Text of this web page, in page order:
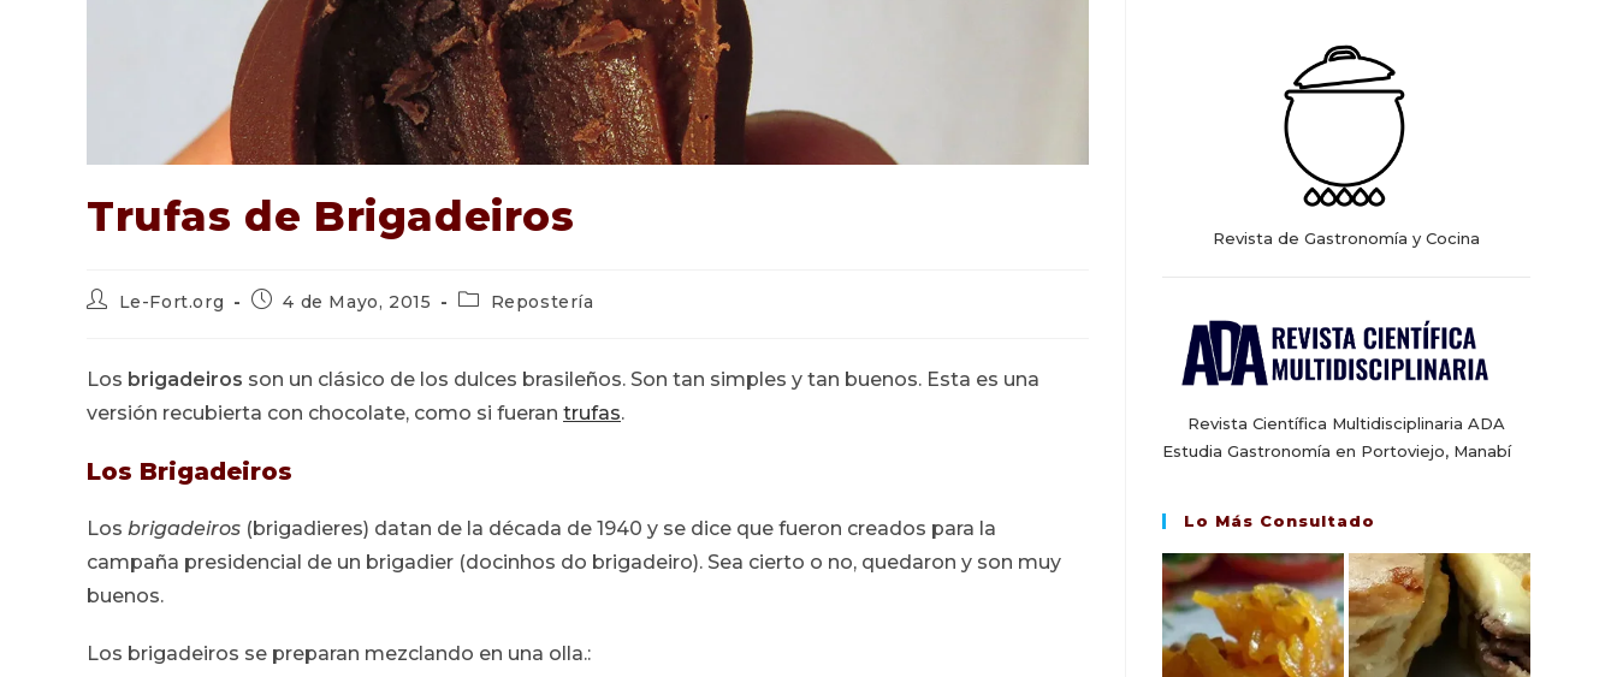
Trufas de Brigadeiros
Autor
entrada:
Le-Fort.org
Publicación
4 de Mayo, 2015
Categoría
entrada:
Repostería
Los brigadeiros son un clásico de los dulces brasileños. Son tan simples y tan buenos. Esta es una
versión recubierta con chocolate, como si fueran trufas.
Los Brigadeiros
Los brigadeiros (brigadieres) datan de la década de 1940 y se dice que fueron creados para la
campaña presidencial de un brigadier (docinhos do brigadeiro). Sea cierto o no, quedaron y son muy
buenos.
Los brigadeiros se preparan mezclando en una olla.:
Revista de Gastronomía y Cocina
Revista Científica Multidisciplinaria ADA
Estudia Gastronomía en Portoviejo, Manabí
Lo Más Consultado